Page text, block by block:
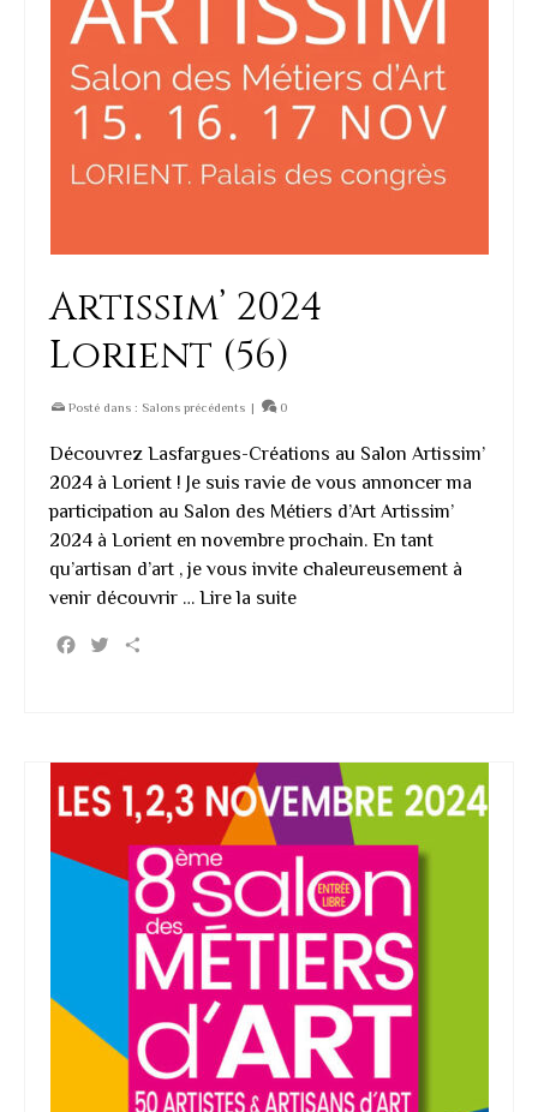
Artissim’ 2024
Lorient (56)
Posté dans : Salons précédents | 0
Découvrez Lasfargues-Créations au Salon Artissim’
2024 à Lorient ! Je suis ravie de vous annoncer ma
participation au Salon des Métiers d’Art Artissim’
2024 à Lorient en novembre prochain. En tant
qu’artisan d’art , je vous invite chaleureusement à
venir découvrir … Lire la suite
Facebook
Twitter